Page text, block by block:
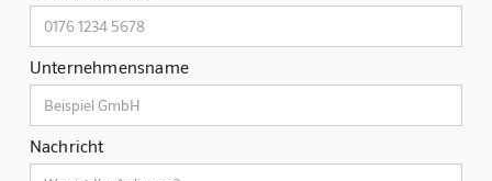
Unternehmensname
Nachricht